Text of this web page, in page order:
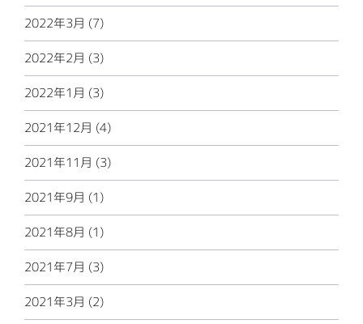
2022年3月 (7)
2022年2月 (3)
2022年1月 (3)
2021年12月 (4)
2021年11月 (3)
2021年9月 (1)
2021年8月 (1)
2021年7月 (3)
2021年3月 (2)